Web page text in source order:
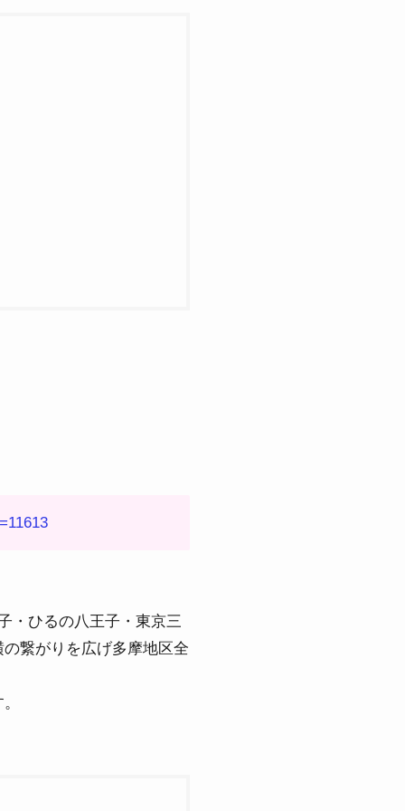
・ひるの八王子・東京三
繋がりを広げ多摩地区全